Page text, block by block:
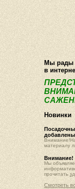
О компании Как
Мы рады
в
Новинки
материалу
Внимание!
Мы
прочитать
Смотреть